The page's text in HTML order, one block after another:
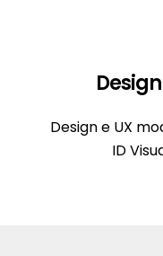
Design e UX
ID